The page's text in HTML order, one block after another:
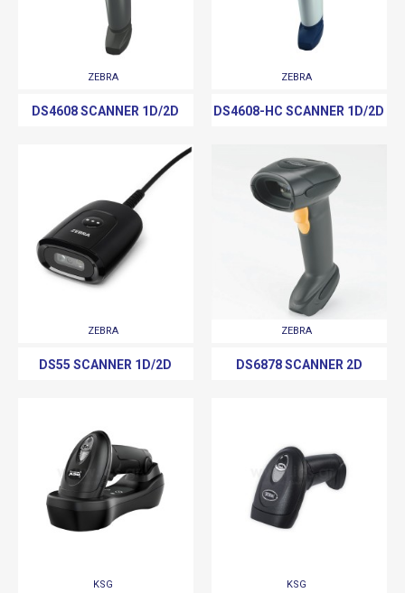
ZEBRA
DS4608 SCANNER 1D/2D
ZEBRA
DS4608-HC SCANNER 1D/2D
ZEBRA
DS55 SCANNER 1D/2D
ZEBRA
DS6878 SCANNER 2D
KSG KSG